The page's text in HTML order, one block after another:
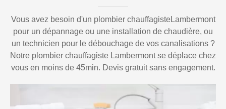
Vous avez besoin d'un plombier chauffagisteLambermont
pour un dépannage ou une installation de chaudière, ou
un technicien pour le débouchage de vos canalisations ?
Notre plombier chauffagiste Lambermont se déplace chez
vous en moins de 45min. Devis gratuit sans engagement.